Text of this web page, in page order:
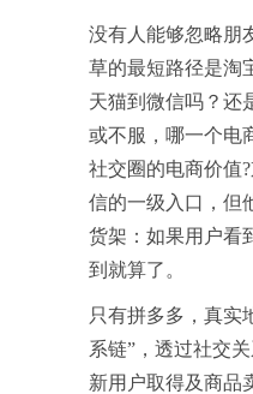
没有人能够忽略朋
草的最短路径是淘
天猫到微信吗？还
或不服，哪一个电
社交圈的电商价值
信的一级入口，但
货架：如果用户看
到就算了。
只有拼多多，真实
系链”，透过社交
新用户取得及商品